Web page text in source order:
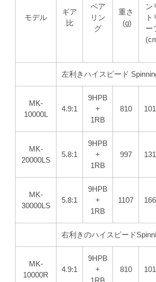
モデル
ギア
比
ベア
リン
グ
重さ
(g)
ン
ト
ー
左利きハイスピード
MK-
10000L
4.9:1
9HPB
+
1RB
810
MK-
20000LS
5.8:1
9HPB
+
1RB
997
MK-
30000LS
5.8:1
9HPB
+
1RB
1107
右利きのハイスピード
MK-
10000R
4.9:1
9HPB
+
1RB
810